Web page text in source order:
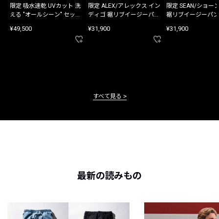
限定 吸水速乾 UVカット 洗
える "オールシーン" セット
¥49,500
限定 ALEX/アレックス イン
ディゴ 裾リブイージーパン
¥31,900
限定 SEAN/ショー
裾リブイージーパ
¥31,900
すべて見る
最新の読みもの